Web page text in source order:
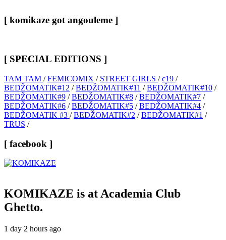
[ komikaze got angouleme ]
[ SPECIAL EDITIONS ]
TAM TAM /FEMICOMIX / STREET GIRLS /c19 /
BEDŽOMATIK#12 /BEDŽOMATIK#11 /BEDŽOMATIK#10 /
BEDŽOMATIK#9 /BEDŽOMATIK#8 /BEDŽOMATIK#7 /
BEDŽOMATIK#6 /BEDŽOMATIK#5 /BEDŽOMATIK#4 /
BEDŽOMATIK #3 /BEDŽOMATIK#2 /BEDŽOMATIK#1 /
TRUS /
[ facebook ]
KOMIKAZE is at Academia Club
Ghetto.
1 day 2 hours ago